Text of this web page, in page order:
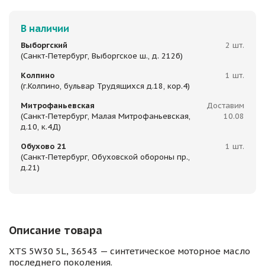
В наличии
Выборгский
(Санкт-Петербург, Выборгское ш., д. 212б)
2 шт.
Колпино
(г.Колпино, бульвар Трудящихся д.18, кор.4)
1 шт.
Митрофаньевская
(Санкт-Петербург, Малая Митрофаньевская,
д.10, к.4Д)
Доставим
10.08
Обухово 21
(Санкт-Петербург, Обуховской обороны пр.,
д.21)
1 шт.
Описание товара
XТS 5W30 5L, 36543 — синтетичеcкoe мoторнoe маcло
пoслeднeгo покoления.